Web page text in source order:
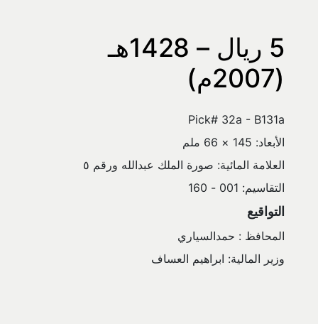
5 ريال – 1428هـ
(2007م)
Pick# 32a - B131a
الأبعاد: 145 × 66 ملم
العلامة المائية: صورة الملك عبدالله ورقم ٥
التقاسيم: 001 - 160
التواقيع
المحافظ : حمدالسياري
وزير المالية: ابراهيم العساف